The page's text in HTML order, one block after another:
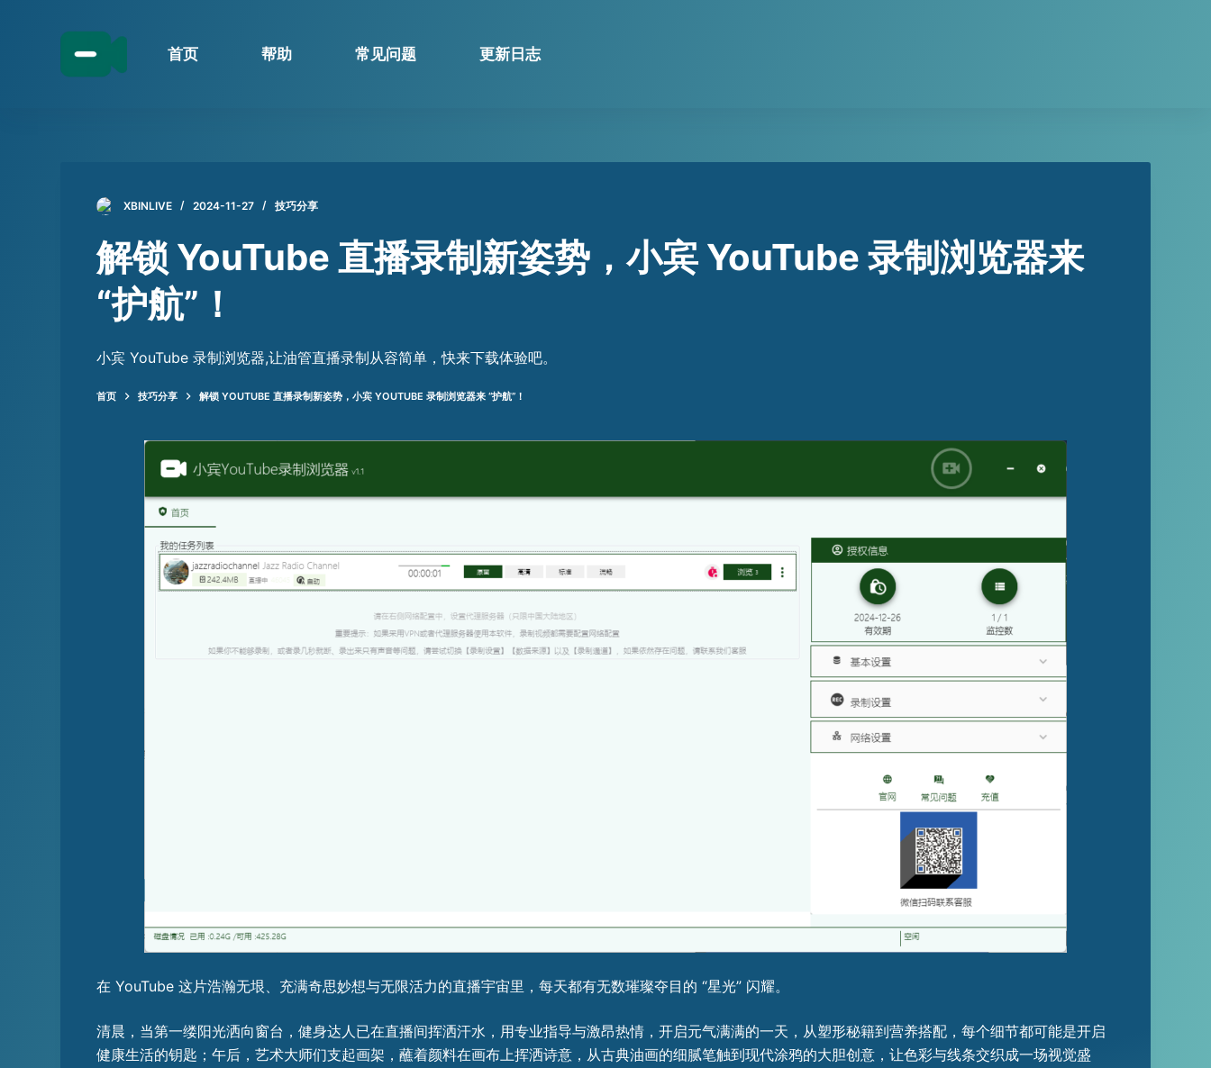
首页 帮助 常见问题 更新日志
XBINLIVE 2024-11-27 技巧分享
解锁 YouTube 直播录制新姿势，小宾 YouTube 录制浏览器来
“护航”！
小宾 YouTube 录制浏览器,让油管直播录制从容简单，快来下载体验吧。
首页 技巧分享 解锁 YOUTUBE 直播录制新姿势，小宾 YOUTUBE 录制浏览器来 “护航”！
在 YouTube 这片浩瀚无垠、充满奇思妙想与无限活力的直播宇宙里，每天都有无数璀璨夺目的 “星光” 闪耀。
清晨，当第一缕阳光洒向窗台，健身达人已在直播间挥洒汗水，用专业指导与激昂热情，开启元气满满的一天，从塑形秘籍到营养搭配，每个细节都可能是开启
健康生活的钥匙；午后，艺术大师们支起画架，蘸着颜料在画布上挥洒诗意，从古典油画的细腻笔触到现代涂鸦的大胆创意，让色彩与线条交织成一场视觉盛